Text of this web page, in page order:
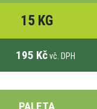
15 KG
195 Kčvč. DPH